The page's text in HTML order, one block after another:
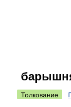
Толкование